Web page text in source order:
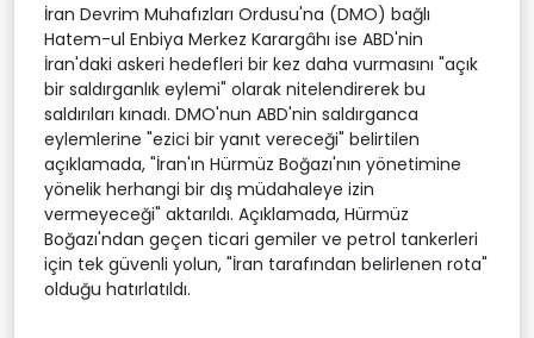
İran Devrim Muhafızları Ordusu'na (DMO) bağlı
Hatem-ul Enbiya Merkez Karargâhı ise ABD'nin
İran'daki askeri hedefleri bir kez daha vurmasını "açık
bir saldırganlık eylemi" olarak nitelendirerek bu
saldırıları kınadı. DMO'nun ABD'nin saldırganca
eylemlerine "ezici bir yanıt vereceği" belirtilen
açıklamada, "İran'ın Hürmüz Boğazı'nın yönetimine
yönelik herhangi bir dış müdahaleye izin
vermeyeceği" aktarıldı. Açıklamada, Hürmüz
Boğazı'ndan geçen ticari gemiler ve petrol tankerleri
için tek güvenli yolun, "İran tarafından belirlenen rota"
olduğu hatırlatıldı.